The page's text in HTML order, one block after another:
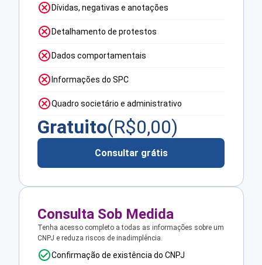
Dívidas, negativas e anotações
Detalhamento de protestos
Dados comportamentais
Informações do SPC
Quadro societário e administrativo
Gratuito(R$0,00)
Consultar grátis
Consulta Sob Medida
Tenha acesso completo a todas as informações sobre um
CNPJ e reduza riscos de inadimplência.
Confirmação de existência do CNPJ